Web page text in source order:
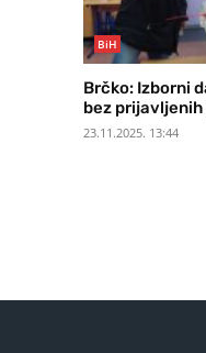
BiH
Brčko: Izborni
bez
23.11.2025. 13:44